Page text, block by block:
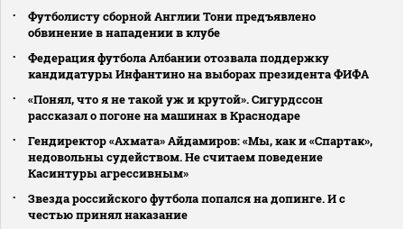
Футболисту сборной Англии Тони предъявлено
обвинение в нападении в клубе
Федерация футбола Албании отозвала поддержку
кандидатуры Инфантино на выборах президента ФИФА
«Понял, что я не такой уж и крутой». Сигурдссон
рассказал о погоне на машинах в Краснодаре
Гендиректор «Ахмата» Айдамиров: «Мы, как и «Спартак»,
недовольны судейством. Не считаем поведение
Касинтуры агрессивным»
Звезда российского футбола попался на допинге. И с
честью принял наказание